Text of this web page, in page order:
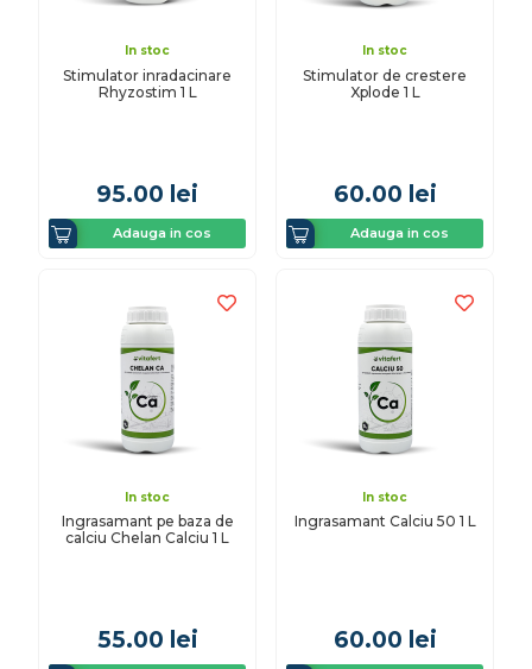
In stoc
Stimulator inradacinare
Rhyzostim 1 L
95.00 lei
Adauga in cos
In stoc
Stimulator de crestere
Xplode 1 L
60.00 lei
Adauga in cos
In stoc
Ingrasamant pe baza de
calciu Chelan Calciu 1 L
55.00 lei
In stoc
Ingrasamant Calciu 50 1 L
60.00 lei